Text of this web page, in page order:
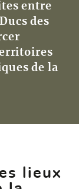
entre
des
de la
lieux